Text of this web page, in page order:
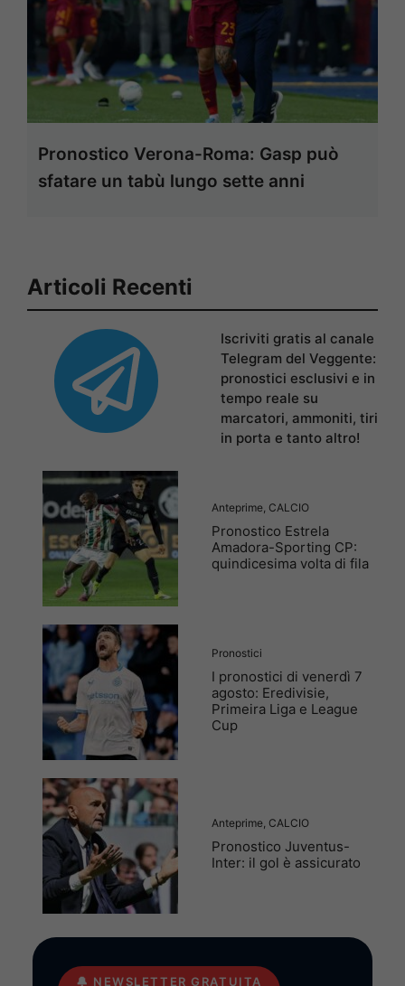
Pronostico Verona-Roma: Gasp può
sfatare un tabù lungo sette anni
Articoli Recenti
Iscriviti gratis al canale
Telegram del Veggente:
pronostici esclusivi e in
tempo reale su
marcatori, ammoniti, tiri
in porta e tanto altro!
Anteprime, CALCIO
Pronostico Estrela
Amadora-Sporting CP:
quindicesima volta di fila
Pronostici
I pronostici di venerdì 7
agosto: Eredivisie,
Primeira Liga e League
Cup
Anteprime, CALCIO
Pronostico Juventus-
Inter: il gol è assicurato
🔔 NEWSLETTER GRATUITA